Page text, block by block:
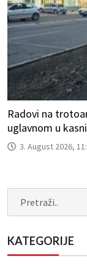
Radovi na
uglavnom u
3. August 2026,
KATEGORIJE